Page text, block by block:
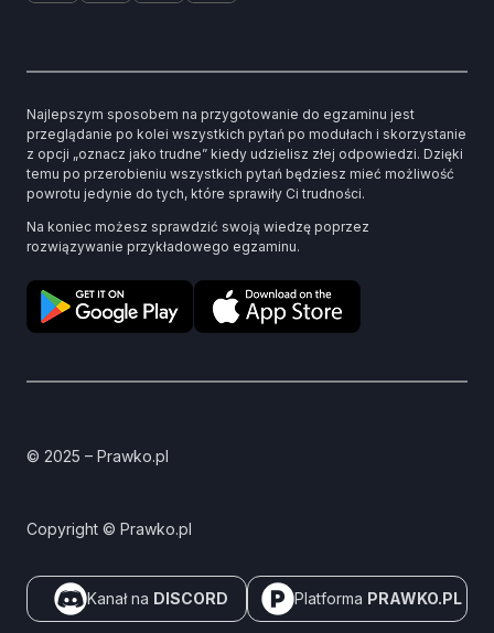
Najlepszym sposobem na przygotowanie do egzaminu jest
przeglądanie po kolei wszystkich pytań po modułach i skorzystanie
z opcji „oznacz jako trudne” kiedy udzielisz złej odpowiedzi. Dzięki
temu po przerobieniu wszystkich pytań będziesz mieć możliwość
powrotu jedynie do tych, które sprawiły Ci trudności.
Na koniec możesz sprawdzić swoją wiedzę poprzez
rozwiązywanie przykładowego egzaminu.
© 2025 – Prawko.pl
Copyright © Prawko.pl
Kanał na DISCORD Platforma PRAWKO.PL